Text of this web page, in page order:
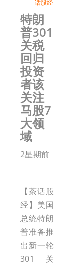
话股经
特朗
普301
关税
回归
投资
者该
关注
马股7
大领
域
2星期前
【茶话股
经】美国
总统特朗
普准备推
出新一轮
301关